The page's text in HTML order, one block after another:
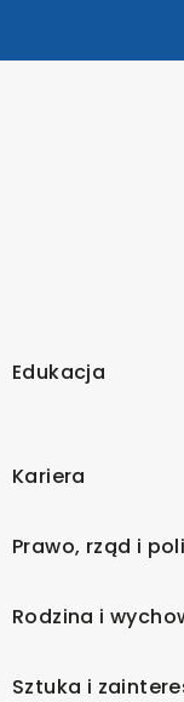
Edukacja
Kariera
Prawo, rząd i
Rodzina i
Sztuka i